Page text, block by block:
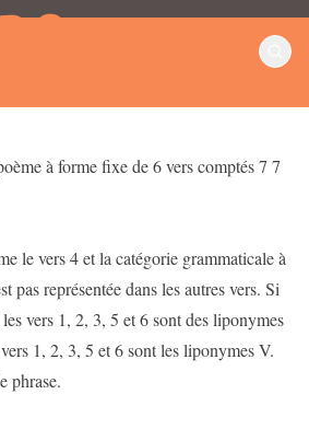
à forme fixe de 6 vers comptés 7 7
le vers 4 et la catégorie grammaticale à
pas représentée dans les autres vers. Si
vers 1, 2, 3, 5 et 6 sont des liponymes
1, 2, 3, 5 et 6 sont les liponymes V.
phrase.